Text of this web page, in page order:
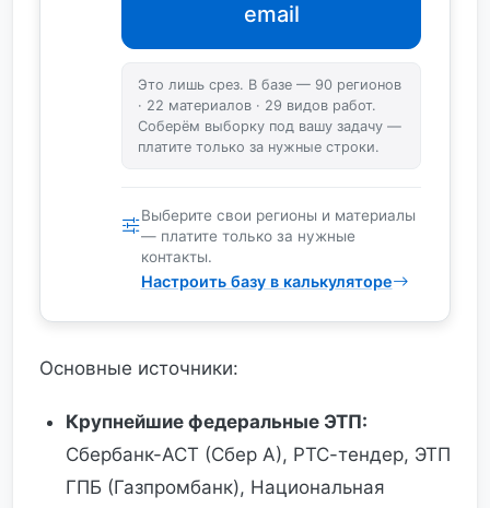
email
Это лишь срез. В базе — 90 регионов
· 22 материалов · 29 видов работ.
Соберём выборку под вашу задачу —
платите только за нужные строки.
Выберите свои регионы и материалы
— платите только за нужные
контакты.
Настроить базу в калькуляторе
Основные источники:
Крупнейшие федеральные ЭТП:
Сбербанк-АСТ (Сбер А), РТС-тендер, ЭТП
ГПБ (Газпромбанк), Национальная